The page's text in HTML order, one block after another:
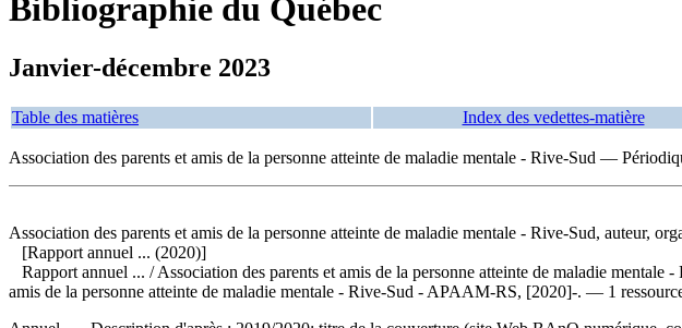
Bibliographie du Québec
Janvier-décembre 2023
Table des matières Index des vedettes-matière
Association des parents et amis de la personne atteinte de maladie mentale - Rive-Sud —
Association des parents et amis de la personne atteinte de maladie mentale - Rive-Sud, auteur,
[Rapport annuel ... (2020)]
Rapport annuel ... / Association des parents et amis de la personne atteinte de maladie
amis de la personne atteinte de maladie mentale - Rive-Sud - APAAM-RS, [2020]-. — 1